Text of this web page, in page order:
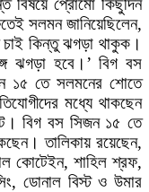
বিষয়ে প্রোমো কিছুদিন
সলমন জানিয়েছিলেন,
চাই কিন্তু ঝগড়া থাকুক।
ঝগড়া হবে।’ বিগ বস
১৫ তে সলমনের শোতে
মধ্যে থাকছেন
বিগ বস সিজন ১৫ তে
তালিকায় রয়েছেন,
কোটেইন, শাহিল শ্রফ,
ডোনাল বিস্ট ও উমার